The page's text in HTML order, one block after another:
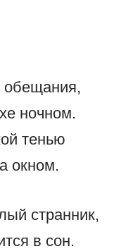
обещания,
ночном.
тенью
окном.
странник,
в сон.